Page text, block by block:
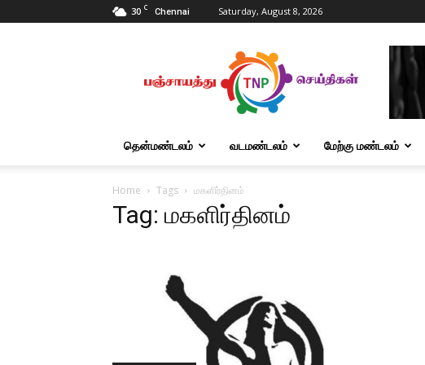
30 C Chennai Saturday, August 8, 2026
Tnpanchayat
தென்மண்டலம் வடமண்டலம் மேற்கு மண்டலம்
Home Tags மகளிர்தினம்
Tag: மகளிர்தினம்